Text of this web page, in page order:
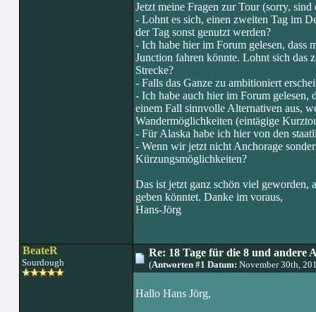
Jetzt meine Fragen zur Tour (sorry,
- Lohnt es sich, einen zweiten Tag im
der Tag sonst genutzt werden?
- Ich habe hier im Forum gelesen, dass
Junction fahren könnte. Lohnt sich das
Strecke?
- Falls das Ganze zu ambitioniert
- Ich habe auch hier im Forum gelesen,
einem Fall sinnvolle Alternativen aus,
Wandermöglichkeiten (eintägige
- Für Alaska habe ich hier von den
- Wenn wir jetzt nicht Anchorage
Kürzungsmöglichkeiten?
Das ist jetzt ganz schön viel geworden,
geben könntet. Danke im voraus,
Hans-Jörg
BeateR
Sourdough
Re: 18 Tage für die 8 und andere
(Antworten #1 Datum: November 30th,
Hallo Hans Jörg,